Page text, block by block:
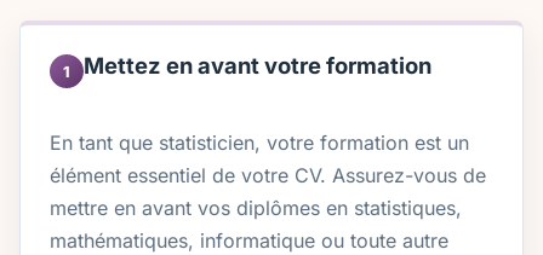
1 Mettez en avant votre formation
En tant que statisticien, votre formation est un
élément essentiel de votre CV. Assurez-vous de
mettre en avant vos diplômes en statistiques,
mathématiques, informatique ou toute autre